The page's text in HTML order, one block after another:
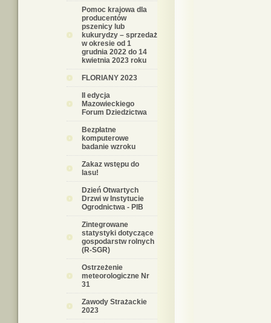
Pomoc krajowa dla
producentów
pszenicy lub
kukurydzy – sprzedaż
w okresie od 1
grudnia 2022 do 14
kwietnia 2023 roku
FLORIANY 2023
II edycja
Mazowieckiego
Forum Dziedzictwa
Bezpłatne
komputerowe
badanie wzroku
Zakaz wstępu do
lasu!
Dzień Otwartych
Drzwi w Instytucie
Ogrodnictwa - PIB
Zintegrowane
statystyki dotyczące
gospodarstw rolnych
(R-SGR)
Ostrzeżenie
meteorologiczne Nr
31
Zawody Strażackie
2023